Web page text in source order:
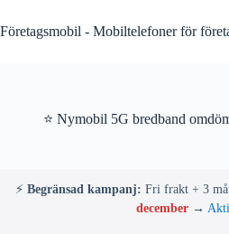
to
content
Företagsmobil - Mobiltelefoner för
⭐ Nymobil 5G bredband
⚡ Begränsad kampanj: Fri frakt + 3
december →